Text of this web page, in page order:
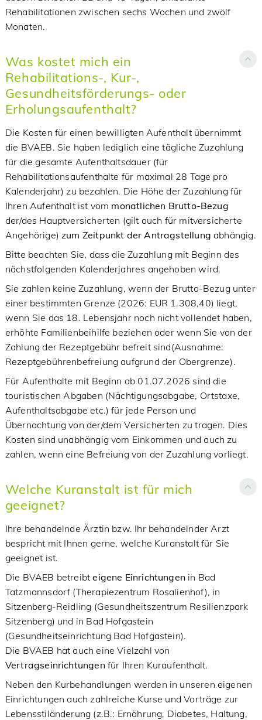
Rehabilitationen zwischen sechs Wochen und zwölf
Monaten.
Was kostet mich ein
Rehabilitations-, Kur-,
Gesundheitsförderungs- oder
Erholungsaufenthalt?
Die Kosten für einen bewilligten Aufenthalt übernimmt
die BVAEB. Sie haben lediglich eine tägliche Zuzahlung
für die gesamte Aufenthaltsdauer (für
Rehabilitationsaufenthalte für maximal 28 Tage pro
Kalenderjahr) zu bezahlen. Die Höhe der Zuzahlung für
Ihren Aufenthalt ist vom monatlichen Brutto-Bezug
der/des Hauptversicherten (gilt auch für mitversicherte
Angehörige)zum Zeitpunkt der Antragstellung abhängig.
Bitte beachten Sie, dass die Zuzahlung mit Beginn des
nächstfolgenden Kalenderjahres angehoben wird.
Sie zahlen keine Zuzahlung, wenn der Brutto-Bezug unter
einer bestimmten Grenze (2026: EUR 1.308,40) liegt,
wenn Sie das 18. Lebensjahr noch nicht vollendet haben,
erhöhte Familienbeihilfe beziehen oder wenn Sie von der
Zahlung der Rezeptgebühr befreit sind(Ausnahme:
Rezeptgebührenbefreiung aufgrund der Obergrenze).
Für Aufenthalte mit Beginn ab 01.07.2026 sind die
touristischen Abgaben (Nächtigungsabgabe, Ortstaxe,
Aufenthaltsabgabe etc.) für jede Person und
Übernachtung von der/dem Versicherten zu tragen. Dies
Kosten sind unabhängig vom Einkommen und auch zu
zahlen, wenn eine Befreiung von der Zuzahlung vorliegt.
Welche Kuranstalt ist für mich
geeignet?
Ihre behandelnde Ärztin bzw. Ihr behandelnder Arzt
bespricht mit Ihnen gerne, welche Kuranstalt für Sie
geeignet ist.
Die BVAEB betreibteigene Einrichtungen in Bad
Tatzmannsdorf (Therapiezentrum Rosalienhof), in
Sitzenberg-Reidling (Gesundheitszentrum Resilienzpark
Sitzenberg) und in Bad Hofgastein
(Gesundheitseinrichtung Bad Hofgastein).
Die BVAEB hat auch eine Vielzahl von
Vertragseinrichtungen für Ihren Kuraufenthalt.
Neben den Kurbehandlungen werden in unseren eigenen
Einrichtungen auch zahlreiche Kurse und Vorträge zur
Lebensstiländerung (z.B.: Ernährung, Diabetes, Haltung,